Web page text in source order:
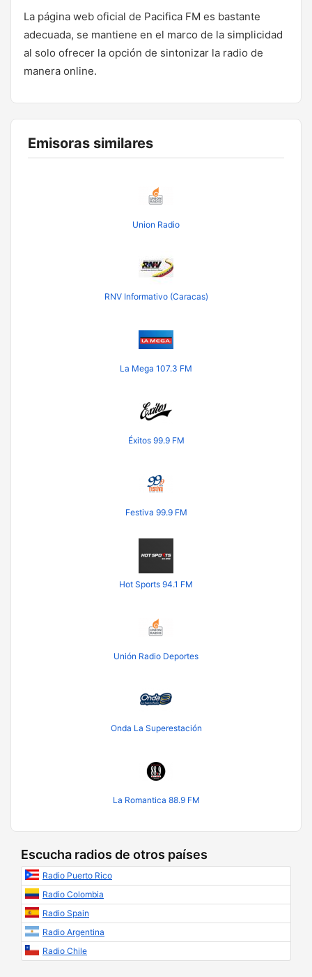
La página web oficial de Pacifica FM es bastante
adecuada, se mantiene en el marco de la simplicidad
al solo ofrecer la opción de sintonizar la radio de
manera online.
Emisoras similares
Union Radio
RNV Informativo (Caracas)
La Mega 107.3 FM
Éxitos 99.9 FM
Festiva 99.9 FM
Hot Sports 94.1 FM
Unión Radio Deportes
Onda La Superestación
La Romantica 88.9 FM
Escucha radios de otros países
Radio Puerto Rico
Radio Colombia
Radio Spain
Radio Argentina
Radio Chile